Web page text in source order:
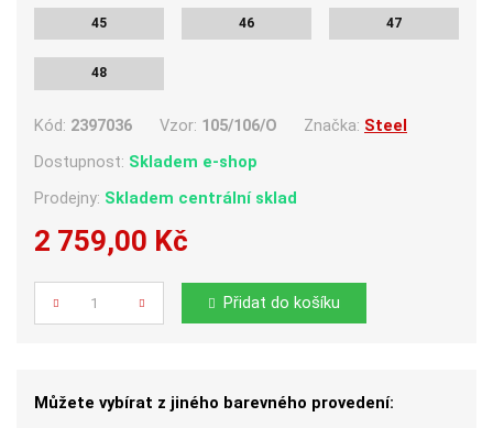
45 46 47
48
Kód: 2397036 Vzor: 105/106/O Značka: Steel
Dostupnost: Skladem e-shop
Prodejny: Skladem centrální sklad
2 759,00 Kč
Počet
Přidat do košíku
Můžete vybírat z jiného barevného provedení: